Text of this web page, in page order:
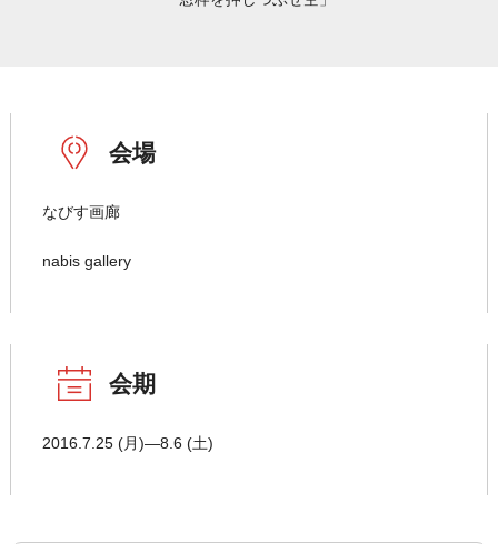
会場
なびす画廊
nabis gallery
会期
2016.7.25 (月)―8.6 (土)